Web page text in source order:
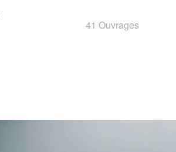
41 Ouvrages